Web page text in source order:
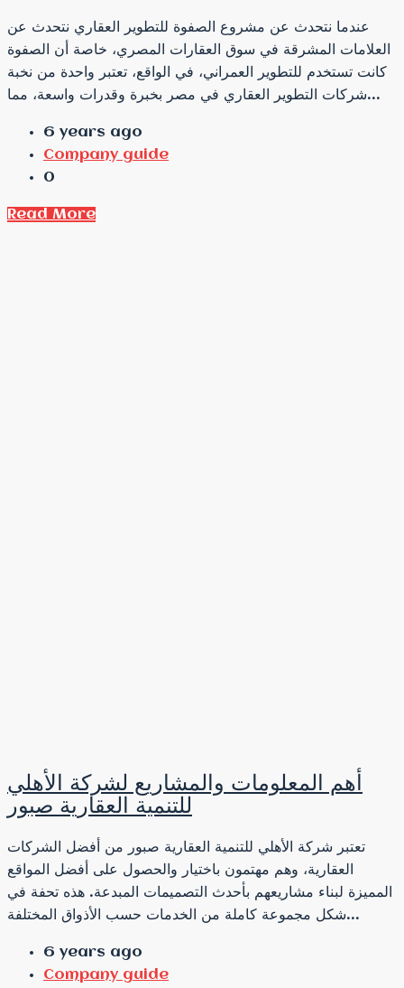
عندما نتحدث عن مشروع الصفوة للتطوير العقاري نتحدث عن
العلامات المشرقة في سوق العقارات المصري، خاصة أن الصفوة
كانت تستخدم للتطوير العمراني، في الواقع، تعتبر واحدة من نخبة
شركات التطوير العقاري في مصر بخبرة وقدرات واسعة، مما...
6 years ago
Company guide
0
Read More
أهم المعلومات والمشاريع لشركة الأهلي
للتنمية العقارية صبور
تعتبر شركة الأهلي للتنمية العقارية صبور من أفضل الشركات
العقارية، وهم مهتمون باختيار والحصول على أفضل المواقع
المميزة لبناء مشاريعهم بأحدث التصميمات المبدعة. هذه تحفة في
شكل مجموعة كاملة من الخدمات حسب الأذواق المختلفة...
6 years ago
Company guide